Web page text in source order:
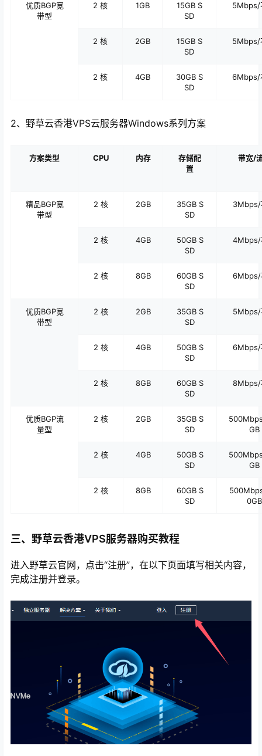
优质BGP宽
带型
2 核 1GB
15GB S
SD
5Mbps/
2 核 2GB
15GB S
SD
5Mbps/
2 核 4GB
30GB S
SD
6Mbps/
2、野草云香港VPS云服务器Windows系列方案
方案类型 CPU 内存
存储配
置
带宽/
精品BGP宽
带型
2 核 2GB
35GB S
SD
3Mbps/
2 核 4GB
50GB S
SD
4Mbps/
2 核 8GB
60GB S
SD
6Mbps/
优质BGP宽
带型
2 核 2GB
35GB S
SD
5Mbps/
2 核 4GB
50GB S
SD
6Mbps/
2 核 8GB
60GB S
SD
8Mbps/
优质BGP流
量型
2 核 2GB
35GB S
SD
GB
2 核 4GB
50GB S
SD
GB
2 核 8GB
60GB S
SD
0GB
三、野草云香港VPS服务器购买教程
进入野草云官网，点击“注册”，在以下页面填写相关内容，
完成注册并登录。